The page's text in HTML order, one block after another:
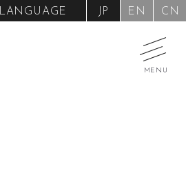
LANGUAGE JP EN CN
MENU